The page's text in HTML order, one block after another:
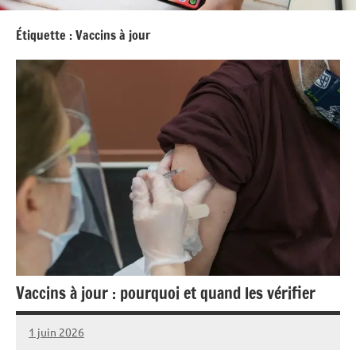
Étiquette :Vaccins à jour
Vaccins à jour : pourquoi et quand les vérifier
1 juin 2026
Marise
Aucun